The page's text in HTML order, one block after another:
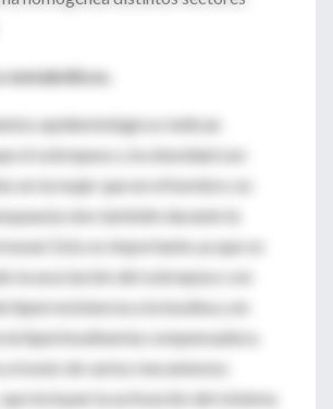
metabólicos.
epidemiológicos indican
el sobrepeso y la obesidad son
en la mujer que en el hombre, no
sino también durante la
Esto es importante ya que se
la asociación del sobrepeso con
hiperresistencia a la insulina y en
la hiperinsulinemia compensadora.
a través de varios mecanismos
incluyen la activación del sistema